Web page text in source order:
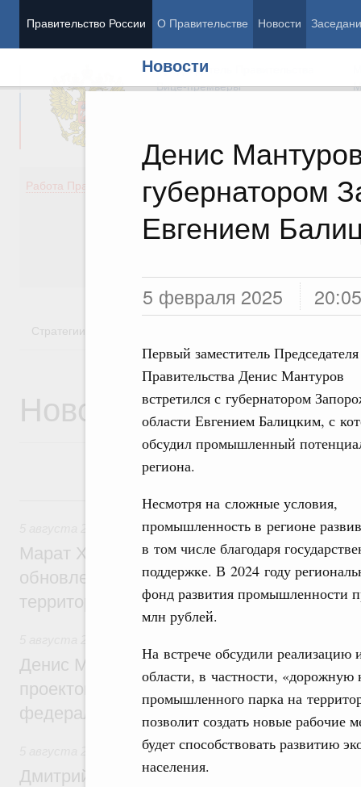
Правительство России О Правительстве Новости
Новости
Денис
губернатором
Евгением
5 февраля 2025 20:05
Первый заместитель Председателя
Правительства Денис Мантуров
встретился с губернатором
области Евгением Балицким, с
обсудил промышленный
региона.
Несмотря на сложные условия,
промышленность в регионе
в том числе благодаря
поддержке. В 2024 году
фонд развития промышленности
млн рублей.
На встрече обсудили
области, в частности, «дорожную
промышленного парка на
позволит создать новые рабочие
будет способствовать развитию
населения.
Председатель Правительства
Вице-премьеры
Работа Правительства
Демография
Здоровье
Культура
Стратегии
Новости
5 августа, среда
Жилищно-коммунальное хозяйство
Марат Хуснуллин: Более 4,3 тыс.
обновлено в России при участии Фонда
территорий
Денис Мантуров провёл совещание по
проектов института кураторства в
федеральном округе
Молодёжная политика
Дмитрий Чернышенко: Всемирный